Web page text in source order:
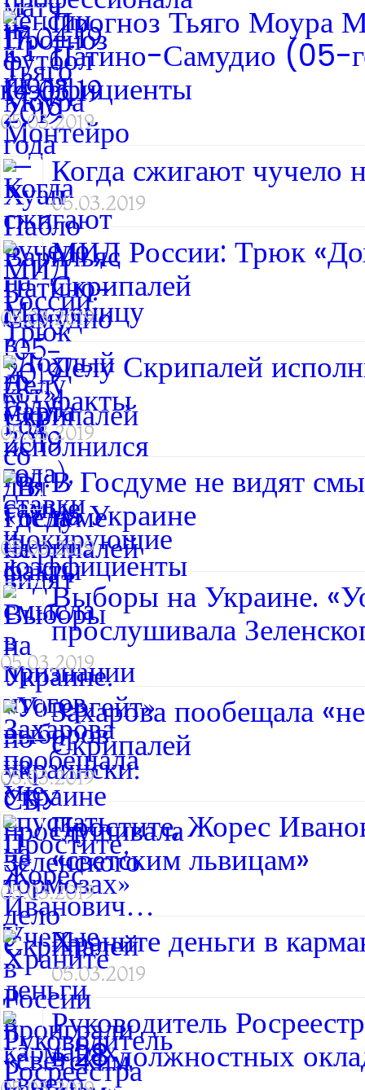
Прогноз Тьяго Моура
Патино-Самудио (05-
коэффициенты
05.03.2019
Когда сжигают чучело
05.03.2019
МИД России: Трюк
Скрипалей
05.03.2019
Делу Скрипалей
факты
05.03.2019
В Госдуме не видят
на Украине
05.03.2019
Выборы на Украине.
прослушивала
05.03.2019
Захарова пообещала
Скрипалей
05.03.2019
Простите, Жорес
«светским львицам»
05.03.2019
Храните деньги в
05.03.2019
Руководитель
в 28 должностных